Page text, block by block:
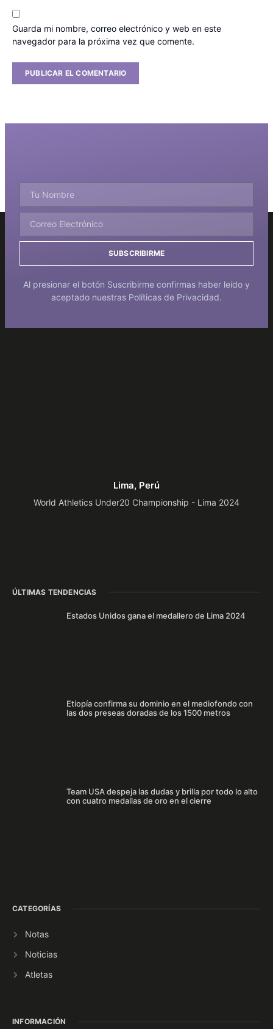
Guarda mi nombre, correo electrónico y web en este
navegador para la próxima vez que comente.
SUBSCRIBIRME
Al presionar el botón Suscribirme confirmas haber leído y
aceptado nuestras Políticas de Privacidad.
Lima, Perú
World Athletics Under20 Championship - Lima 2024
ÚLTIMAS TENDENCIAS
Estados Unidos gana el medallero de Lima 2024
Etiopía confirma su dominio en el mediofondo con
las dos preseas doradas de los 1500 metros
Team USA despeja las dudas y brilla por todo lo alto
con cuatro medallas de oro en el cierre
CATEGORÍAS
Notas
Noticias
Atletas
INFORMACIÓN